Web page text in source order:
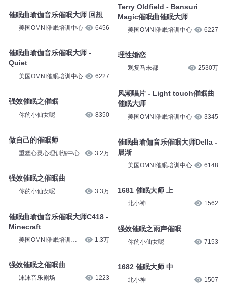
催眠曲瑜伽音乐催眠大师 回想
美国OMNI催眠培训中心 6456
催眠曲瑜伽音乐催眠大师 -
Quiet
美国OMNI催眠培训中心 6227
强效催眠之催眠
你的小仙女呢 8350
做自己的催眠师
重塑心灵心理训练中心 3.2万
强效催眠之催眠曲
你的小仙女呢 3.3万
催眠曲瑜伽音乐催眠大师C418 -
Minecraft
美国OMNI催眠培训中
1.3万
强效催眠之催眠曲
沫沫音乐剧场 1223
Terry Oldfield - Bansuri
Magic催眠曲催眠大师
美国OMNI催眠培训中心 6227
理性婚恋
观复马未都 2530万
风潮唱片 - Light touch催眠曲
催眠大师
美国OMNI催眠培训中心 3345
催眠曲瑜伽音乐催眠大师Della -
晨渐
美国OMNI催眠培训中心 6148
1681 催眠大师 上
北小神 1562
强效催眠之雨声催眠
你的小仙女呢 7153
1682 催眠大师 中
北小神 1507